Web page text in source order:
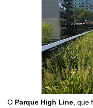
O Parque High Line ,